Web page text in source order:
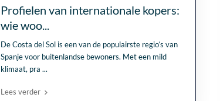
Profielen van internationale kopers:
wie woo...
De Costa del Sol is een van de populairste regio’s van
Spanje voor buitenlandse bewoners. Met een mild
klimaat, pra ...
Lees verder